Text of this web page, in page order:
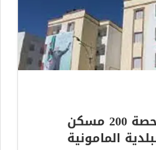
معسكر : توزيع حصة 200 مسكن
المامونية